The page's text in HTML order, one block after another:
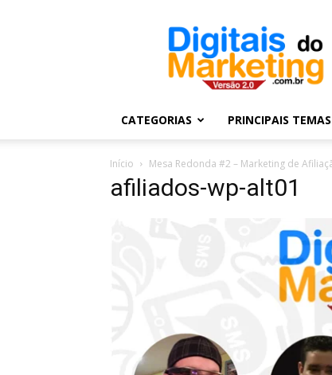
Digitais
Marketing
CATEGORIAS PRINCIPAIS TEMAS
Início Mesa Redonda #2 – Marketing de
afiliados-wp-alt01